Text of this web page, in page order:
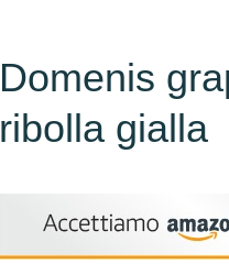
Domenis
ribolla gialla